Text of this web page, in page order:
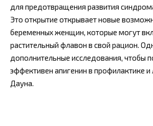
для предотвращения развития
Это открытие открывает новые
беременных женщин, которые могут
растительный флавон в свой рацион.
дополнительные исследования, чтобы
эффективен апигенин в профилактике
Дауна.